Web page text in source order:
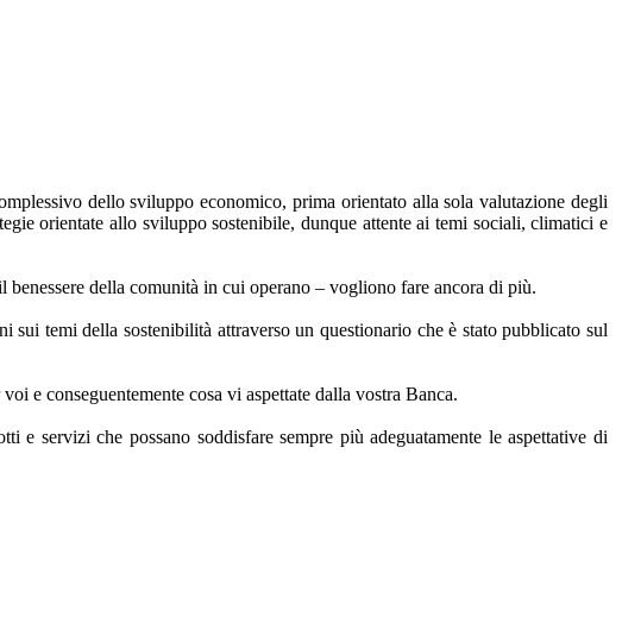
dello sviluppo economico, prima orientato alla sola valutazione degli
orientate allo sviluppo sostenibile, dunque attente ai temi sociali, climatici e
della comunità in cui operano – vogliono fare ancora di più.
temi della sostenibilità attraverso un questionario che è stato pubblicato sul
e conseguentemente cosa vi aspettate dalla vostra Banca.
servizi che possano soddisfare sempre più adeguatamente le aspettative di